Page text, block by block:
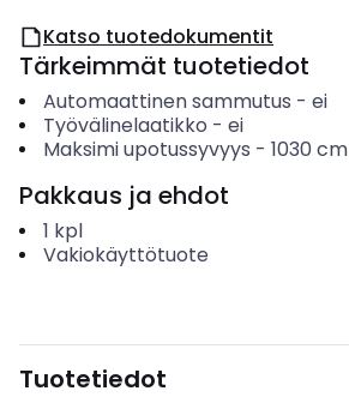
Katso tuotedokumentit
Tärkeimmät tuotetiedot
Automaattinen sammutus - ei
Työvälinelaatikko - ei
Maksimi upotussyvyys - 1030 cm
Pakkaus ja ehdot
1 kpl
Vakiokäyttötuote
Tuotetiedot